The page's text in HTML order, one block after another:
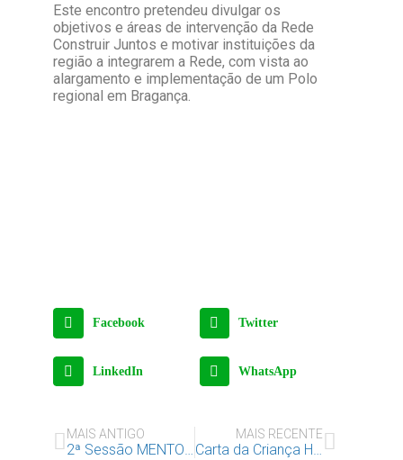
Este encontro pretendeu divulgar os
objetivos e áreas de intervenção da Rede
Construir Juntos e motivar instituições da
região a integrarem a Rede, com vista ao
alargamento e implementação de um Polo
regional em Bragança.
Facebook Twitter
LinkedIn WhatsApp
MAIS ANTIGO
2ª Sessão MENTORIAS – 14.1.2021
MAIS RECENTE
Carta da Criança Hospitalizada Barreiro